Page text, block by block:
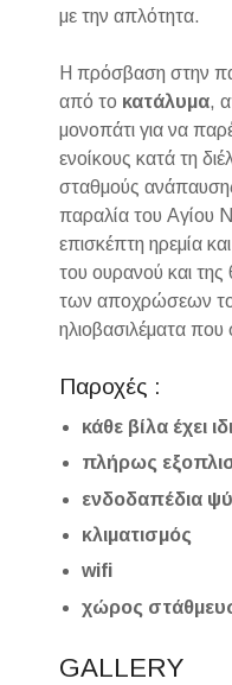
με την απλότητα.
Η πρόσβαση στην
από το κατάλυμα,
μονοπάτι για να
ενοίκους κατά τη
σταθμούς
παραλία του Αγίου
επισκέπτη ηρεμία
του ουρανού και
των αποχρώσεων
ηλιοβασιλέματα που
Παροχές :
κάθε βίλα έχει
πλήρως
ενδοδαπέδια
κλιματισμός
wifi
χώρος
GALLERY